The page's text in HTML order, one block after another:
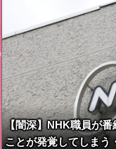
【闇深】NHK職員が
ことが発覚してしまう